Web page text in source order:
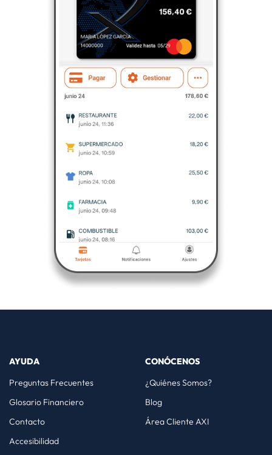
AYUDA
Preguntas Frecuentes
Glosario Financiero
Contacto
Accesibilidad
CONÓCENOS
¿Quiénes Somos?
Blog
Área Cliente AXI